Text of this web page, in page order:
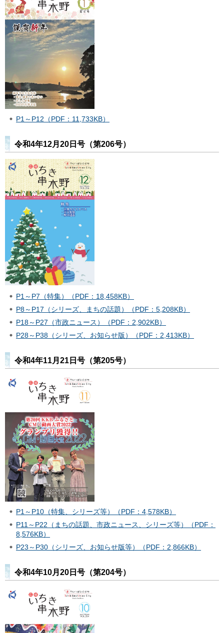
P1～P12（PDF：11,733KB）
令和4年12月20日号（第206号）
P1～P7（特集）（PDF：18,458KB）
P8～P17（シリーズ、まちの話題）（PDF：5,208KB）
P18～P27（市政ニュース）（PDF：2,902KB）
P28～P38（シリーズ、お知らせ版）（PDF：2,413KB）
令和4年11月21日号（第205号）
P1～P10（特集、シリーズ等）（PDF：4,578KB）
P11～P22（まちの話題、市政ニュース、シリーズ等）（PDF：
8,576KB）
P23～P30（シリーズ、お知らせ版等）（PDF：2,866KB）
令和4年10月20日号（第204号）